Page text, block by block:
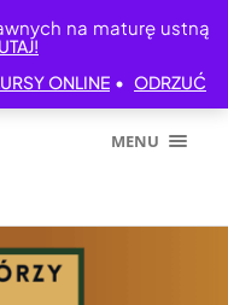
na maturę ustną
ONLINE • ODRZUĆ
MENU